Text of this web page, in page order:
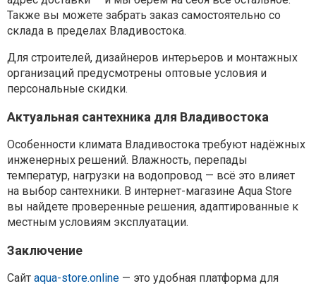
Также вы можете забрать заказ самостоятельно со
склада в пределах Владивостока.
Для строителей, дизайнеров интерьеров и монтажных
организаций предусмотрены оптовые условия и
персональные скидки.
Актуальная сантехника для Владивостока
Особенности климата Владивостока требуют надёжных
инженерных решений. Влажность, перепады
температур, нагрузки на водопровод — всё это влияет
на выбор сантехники. В интернет-магазине Aqua Store
вы найдете проверенные решения, адаптированные к
местным условиям эксплуатации.
Заключение
Сайт aqua-store.online — это удобная платформа для